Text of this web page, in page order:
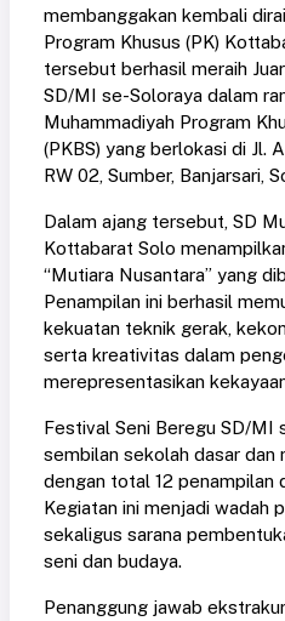
membanggakan kembali
Program Khusus (PK)
tersebut berhasil meraih
SD/MI se-Soloraya dalam
Muhammadiyah Program
(PKBS) yang berlokasi di Jl.
RW 02, Sumber, Banjarsari,
Dalam ajang tersebut, SD
Kottabarat Solo
“Mutiara Nusantara” yang
Penampilan ini berhasil
kekuatan teknik gerak,
serta kreativitas dalam
merepresentasikan
Festival Seni Beregu SD/MI
sembilan sekolah dasar dan
dengan total 12 penampilan
Kegiatan ini menjadi wadah
sekaligus sarana
seni dan budaya.
Penanggung jawab